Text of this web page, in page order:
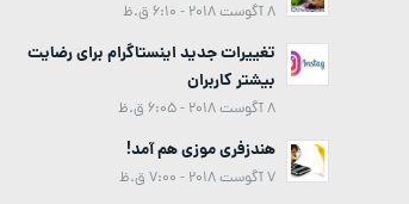
8 آگوست 2018 - 6:10 ق.ظ
تغییرات جدید اینستاگرام برای رضایت
بیشتر کاربران
8 آگوست 2018 - 6:05 ق.ظ
هندزفری موزی هم آمد!
7 آگوست 2018 - 7:00 ق.ظ